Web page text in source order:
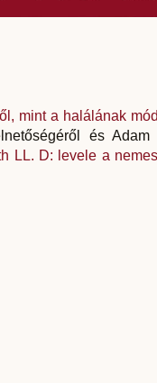
mint a halálának
és
LL. D: levele a